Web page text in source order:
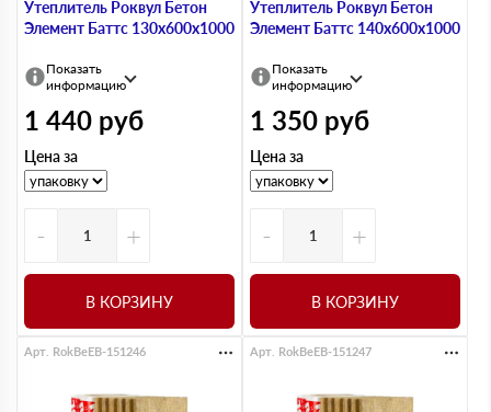
Утеплитель Роквул Бетон
Элемент Баттс 130х600х1000
Показать
информацию
1 440 руб
Цена за
- +
В КОРЗИНУ
Утеплитель Роквул Бетон
Элемент Баттс 140х600х1000
Показать
информацию
1 350 руб
Цена за
- +
В КОРЗИНУ
Арт. RokBeEB-151246 Арт. RokBeEB-151247